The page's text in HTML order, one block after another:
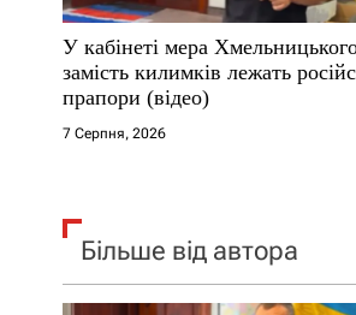
с
і
в
У кабінеті мера
замість килимків лежать
прапори (відео)
7 Серпня, 2026
Більше від автора